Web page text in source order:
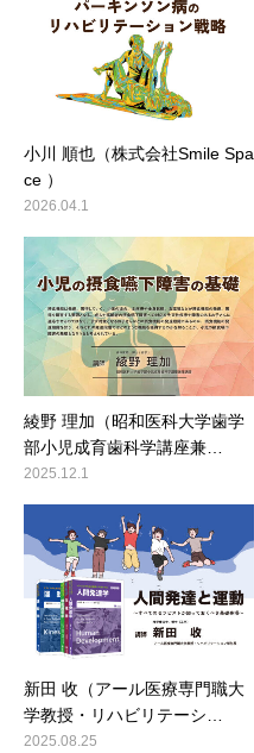
小川 順也（株式会社Smile Spa
ce ）
2026.04.1
綾野 理加（昭和医科大学歯学
部小児成育歯科学講座兼…
2025.12.1
新田 收（アール医療専門職大
学教授・リハビリテーシ…
2025.08.25